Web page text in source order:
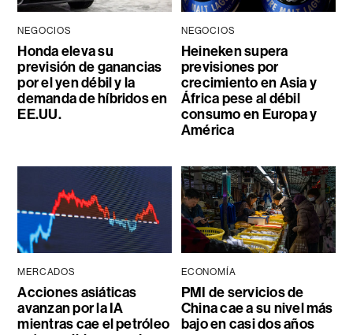
NEGOCIOS
Honda eleva su
previsión de ganancias
por el yen débil y la
demanda de híbridos en
EE.UU.
NEGOCIOS
Heineken supera
previsiones por
crecimiento en Asia y
África pese al débil
consumo en Europa y
América
MERCADOS
Acciones asiáticas
avanzan por la IA
mientras cae el petróleo
ECONOMÍA
PMI de servicios de
China cae a su nivel más
bajo en casi dos años